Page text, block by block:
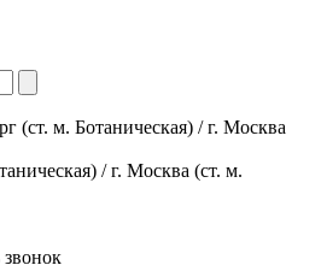
(ст. м. Ботаническая) / г. Москва
/ г. Москва (ст. м.
звонок